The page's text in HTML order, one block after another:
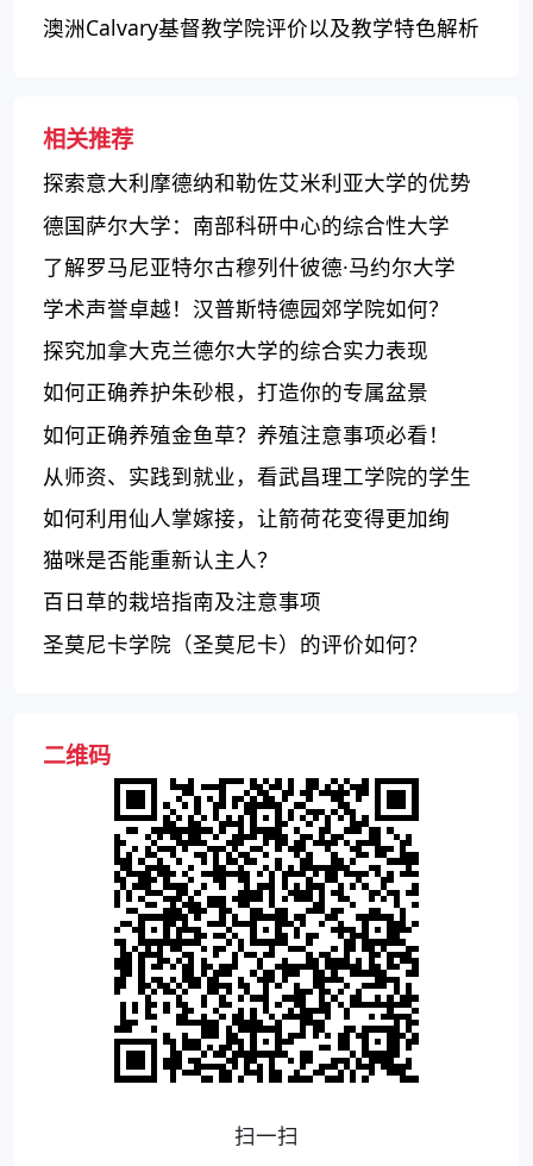
澳洲Calvary基督教学院评价以及教学特色解析
相关推荐
探索意大利摩德纳和勒佐艾米利亚大学的优势
和特点
德国萨尔大学：南部科研中心的综合性大学
了解罗马尼亚特尔古穆列什彼德·马约尔大学
学术声誉卓越！汉普斯特德园郊学院如何？
探究加拿大克兰德尔大学的综合实力表现
如何正确养护朱砂根，打造你的专属盆景
如何正确养殖金鱼草？养殖注意事项必看！
从师资、实践到就业，看武昌理工学院的学生
素质如何？
如何利用仙人掌嫁接，让箭荷花变得更加绚
丽？
猫咪是否能重新认主人？
百日草的栽培指南及注意事项
圣莫尼卡学院（圣莫尼卡）的评价如何？
二维码
扫一扫